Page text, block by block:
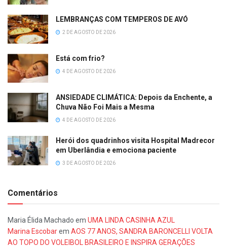
LEMBRANÇAS COM TEMPEROS DE AVÓ
2 DE AGOSTO DE 2026
Está com frio?
4 DE AGOSTO DE 2026
ANSIEDADE CLIMÁTICA: Depois da Enchente, a
Chuva Não Foi Mais a Mesma
4 DE AGOSTO DE 2026
Herói dos quadrinhos visita Hospital Madrecor
em Uberlândia e emociona paciente
3 DE AGOSTO DE 2026
Comentários
Maria Élida Machado em UMA LINDA CASINHA AZUL
Marina Escobarem AOS 77 ANOS, SANDRA BARONCELLI VOLTA
AO TOPO DO VOLEIBOL BRASILEIRO E INSPIRA GERAÇÕES